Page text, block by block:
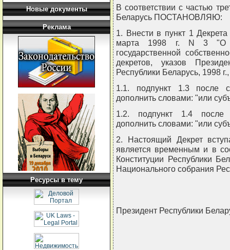
Новые документы
Реклама
Ресурсы в тему
В соответствии с частью
Беларусь ПОСТАНОВЛЯЮ:
1. Внести в пункт 1
марта 1998 г. N 3 "О
государственной
декретов, указов
Республики Беларусь, 1998
1.1. подпункт 1.3 после
дополнить словами: "или
1.2. подпункт 1.4 после
дополнить словами: "или
2. Настоящий Декрет
является временным и в
Конституции Республики
Национального собрания
Президент Республики